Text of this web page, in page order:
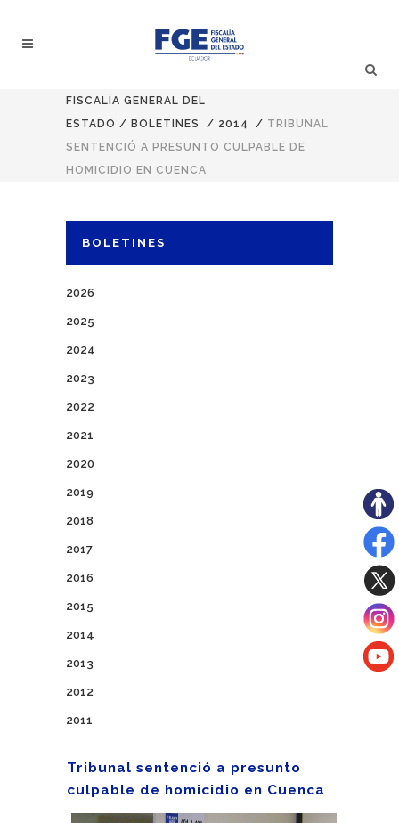
FISCALÍA GENERAL DEL
ESTADO / BOLETINES / 2014 / TRIBUNAL
SENTENCIÓ A PRESUNTO CULPABLE DE
HOMICIDIO EN CUENCA
BOLETINES
2026
2025
2024
2023
2022
2021
2020
2019
2018
2017
2016
2015
2014
2013
2012
2011
Tribunal sentenció a presunto
culpable de homicidio en Cuenca